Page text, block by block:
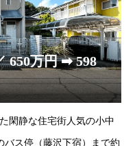
650万円 ➡ 598
閑静な住宅街人気の小中
バス停（藤沢下宿）まで約